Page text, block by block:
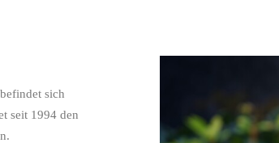
sich
seit 1994 den